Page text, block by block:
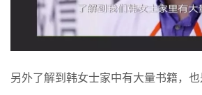
另外了解到韩女士家中有大量书籍，